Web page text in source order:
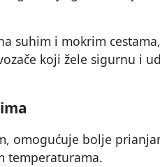
suhim i mokrim
koji žele sigurnu i
omogućuje bolje
temperaturama.